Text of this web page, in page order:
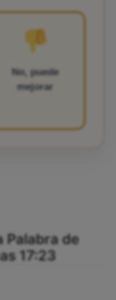
No, puede
mejorar
Palabra de
17:23